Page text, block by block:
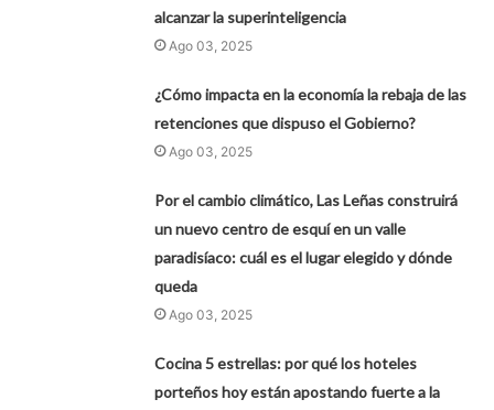
alcanzar la superinteligencia
Ago 03, 2025
¿Cómo impacta en la economía la rebaja de las
retenciones que dispuso el Gobierno?
Ago 03, 2025
Por el cambio climático, Las Leñas construirá
un nuevo centro de esquí en un valle
paradisíaco: cuál es el lugar elegido y dónde
queda
Ago 03, 2025
Cocina 5 estrellas: por qué los hoteles
porteños hoy están apostando fuerte a la